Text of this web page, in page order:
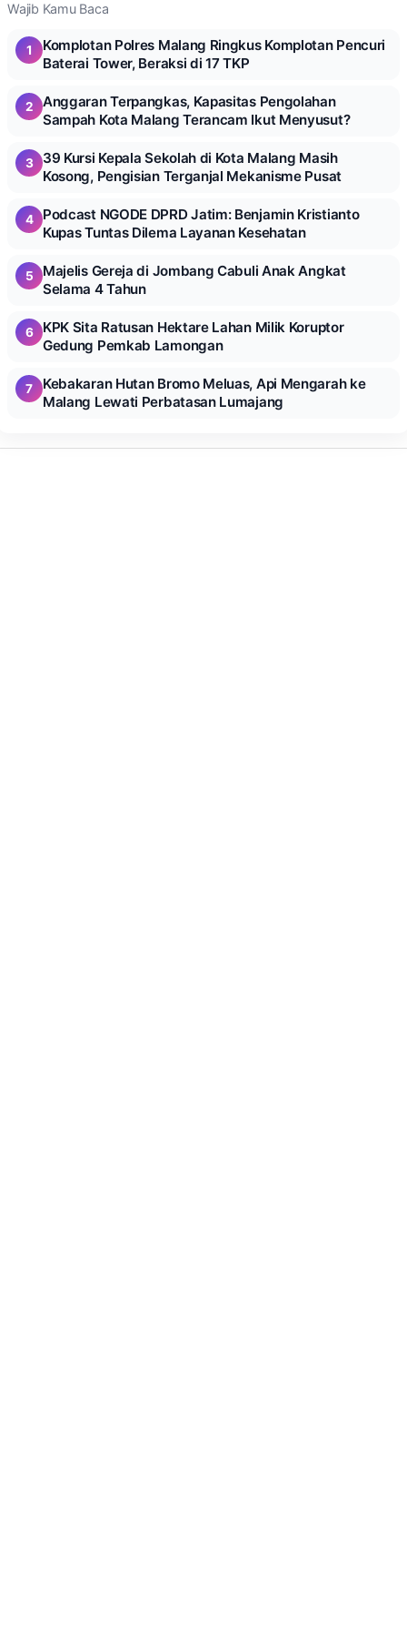
Wajib Kamu Baca
1
Komplotan Polres Malang Ringkus Komplotan Pencuri
Baterai Tower, Beraksi di 17 TKP
2
Anggaran Terpangkas, Kapasitas Pengolahan
Sampah Kota Malang Terancam Ikut Menyusut?
3
39 Kursi Kepala Sekolah di Kota Malang Masih
Kosong, Pengisian Terganjal Mekanisme Pusat
4
Podcast NGODE DPRD Jatim: Benjamin Kristianto
Kupas Tuntas Dilema Layanan Kesehatan
5
Majelis Gereja di Jombang Cabuli Anak Angkat
Selama 4 Tahun
6
KPK Sita Ratusan Hektare Lahan Milik Koruptor
Gedung Pemkab Lamongan
7
Kebakaran Hutan Bromo Meluas, Api Mengarah ke
Malang Lewati Perbatasan Lumajang